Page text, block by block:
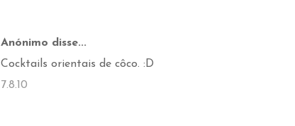
Anónimo disse...
Cocktails orientais de côco. :D
7.8.10